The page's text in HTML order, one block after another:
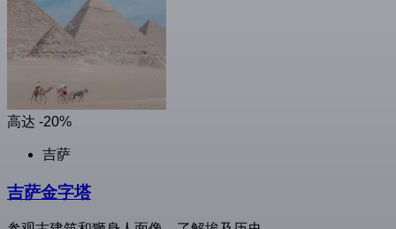
高达 -20%
吉萨
吉萨金字塔